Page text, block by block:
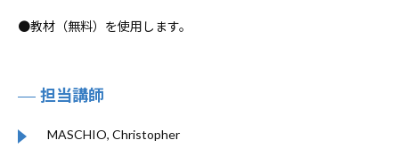
●教材（無料）を使用します。
担当講師
MASCHIO, Christopher